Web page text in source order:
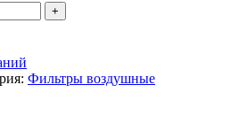
Фильтры воздушные